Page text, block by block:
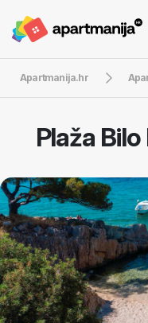
Apartmanija.hr
Plaža